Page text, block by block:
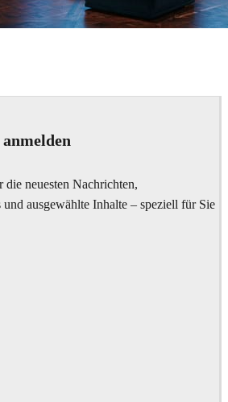
die neuesten Nachrichten,
und ausgewählte Inhalte – speziell für Sie